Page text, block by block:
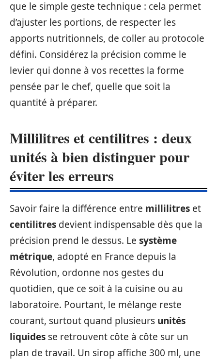
que le simple geste technique : cela permet
d’ajuster les portions, de respecter les
apports nutritionnels, de coller au protocole
défini. Considérez la précision comme le
levier qui donne à vos recettes la forme
pensée par le chef, quelle que soit la
quantité à préparer.
Millilitres et centilitres : deux
unités à bien distinguer pour
éviter les erreurs
Savoir faire la différence entre millilitres et
centilitres devient indispensable dès que la
précision prend le dessus. Le système
métrique, adopté en France depuis la
Révolution, ordonne nos gestes du
quotidien, que ce soit à la cuisine ou au
laboratoire. Pourtant, le mélange reste
courant, surtout quand plusieurs unités
liquides se retrouvent côte à côte sur un
plan de travail. Un sirop affiche 300 ml, une